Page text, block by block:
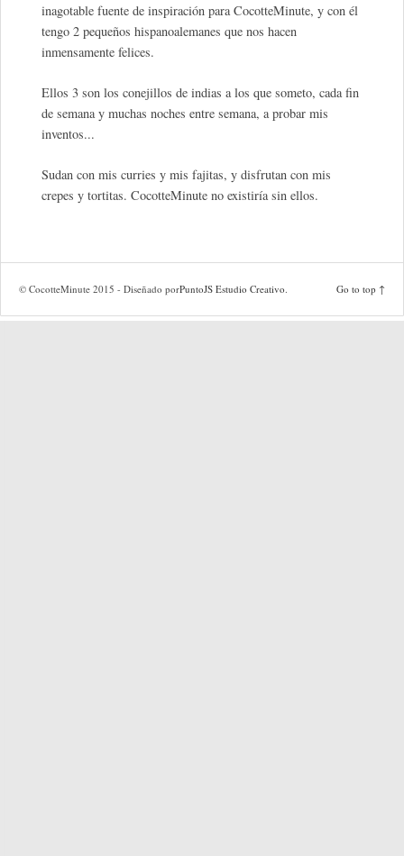
inagotable fuente de inspiración para CocotteMinute, y con él
tengo 2 pequeños hispanoalemanes que nos hacen
inmensamente felices.
Ellos 3 son los conejillos de indias a los que someto, cada fin
de semana y muchas noches entre semana, a probar mis
inventos...
Sudan con mis curries y mis fajitas, y disfrutan con mis
crepes y tortitas. CocotteMinute no existiría sin ellos.
© CocotteMinute 2015 - Diseñado porPuntoJS Estudio Creativo Go to top ↑